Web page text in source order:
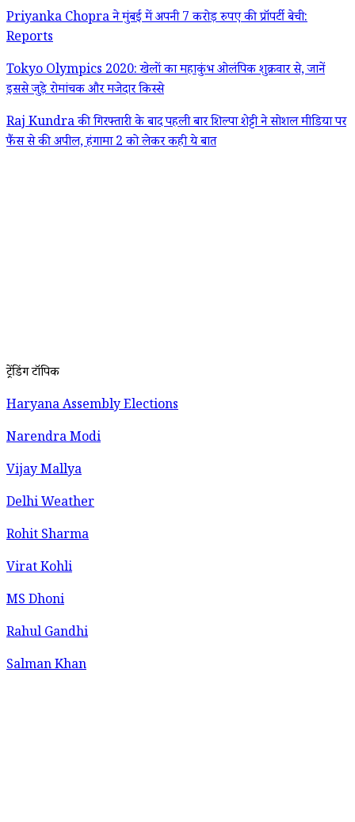
Priyanka Chopra ने मुंबई में अपनी 7 करोड़ रुपए की प्रॉपर्टी बेची:
Reports
Tokyo Olympics 2020: खेलों का महाकुंभ ओलंपिक शुक्रवार से, जानें
इससे जुड़े रोमांचक और मजेदार किस्से
Raj Kundra की गिरफ्तारी के बाद पहली बार शिल्पा शेट्टी ने सोशल मीडिया पर
फैंस से की अपील, हंगामा 2 को लेकर कही ये बात
ट्रेंडिंग टॉपिक
Haryana Assembly Elections
Narendra Modi
Vijay Mallya
Delhi Weather
Rohit Sharma
Virat Kohli
MS Dhoni
Rahul Gandhi
Salman Khan